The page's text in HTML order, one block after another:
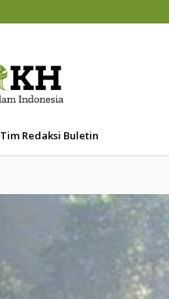
Tim Redaksi Buletin